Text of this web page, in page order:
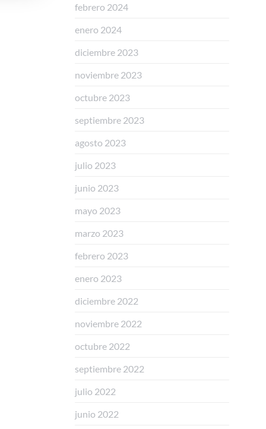
febrero 2024
enero 2024
diciembre 2023
noviembre 2023
octubre 2023
septiembre 2023
agosto 2023
julio 2023
junio 2023
mayo 2023
marzo 2023
febrero 2023
enero 2023
diciembre 2022
noviembre 2022
octubre 2022
septiembre 2022
julio 2022
junio 2022